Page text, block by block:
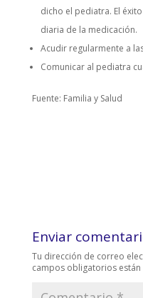
dicho el pediatra. El
diaria de la medicación.
Acudir regularmente a
Comunicar al pediatra
Fuente: Familia y Salud
Enviar
Tu dirección de correo
campos obligatorios